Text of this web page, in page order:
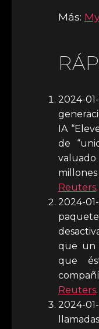
Más:
2024-
IA
de
millones
Reuters.
2024-
que un
que
Reuters.
2024-